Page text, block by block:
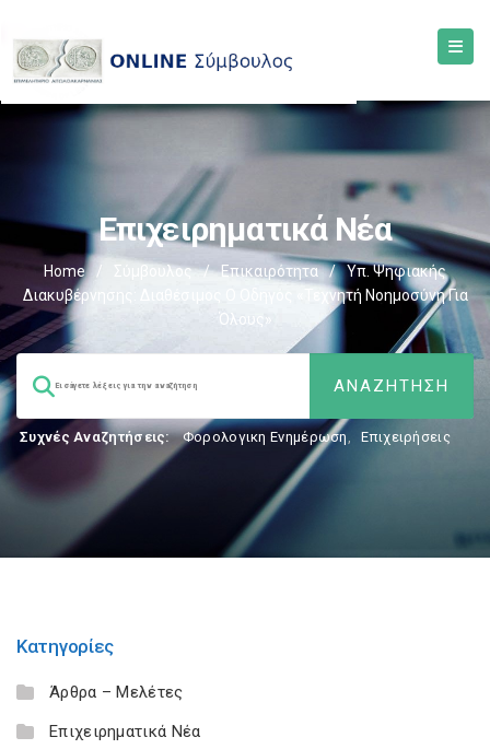
Επιχειρηματικά Νέα
Home / Σύμβουλος / Επικαιρότητα /
Υπ. Ψηφιακής
Διακυβέρνησης: Διαθέσιμος Ο Οδηγός «Τεχνητή Νοημοσύνη Για
Όλους»
Συχνές Αναζητήσεις: Φορολογικη Ενημέρωση, Επιχειρήσεις
Κατηγορίες
Άρθρα – Μελέτες
Επιχειρηματικά Νέα